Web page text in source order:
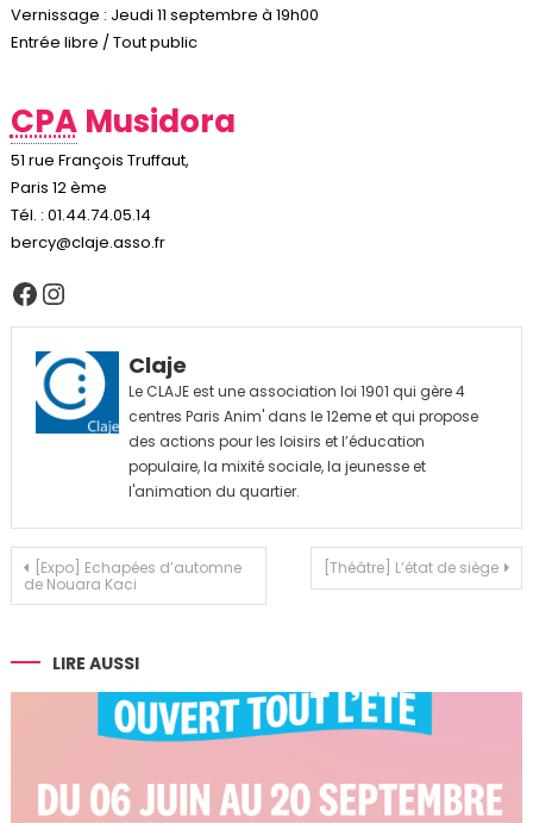
Vernissage : Jeudi 11 septembre à 19h00
Entrée libre / Tout public
CPAMusidora
51 rue François Truffaut,
Paris 12 ème
Tél. : 01.44.74.05.14
bercy@claje.asso.fr
Facebook
Instagram
Claje
Le CLAJE est une association loi 1901 qui gère 4
centres Paris Anim' dans le 12eme et qui propose
des actions pour les loisirs et l’éducation
populaire, la mixité sociale, la jeunesse et
l'animation du quartier.
Navigation
de
l’article
[Expo] Echapées d’automne
de Nouara Kaci
[Théâtre] L’état de siège
LIRE AUSSI